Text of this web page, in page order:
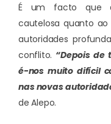
É um facto que
cautelosa quanto
autoridades
conflito. “Depois de
é-nos muito difícil
nas novas
de Alepo.